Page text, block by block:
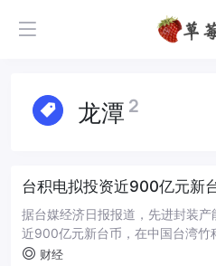
龙潭 2
台积电拟投资近900亿元新
据台媒经济日报报道，先进封装
近900亿元新台币，在中国台湾竹
圆厂。台积电7月25日表示，为应
财经